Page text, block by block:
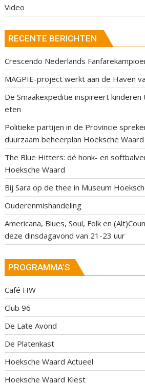
Video
RECENTE BERICHTEN
Crescendo Nederlands
MAGPIE-project werkt aan de Haven
De Smaakexpeditie inspireert
eten
Politieke partijen in de Provincie
duurzaam beheerplan Hoeksche Waard
The Blue Hitters: dé honk- en
Hoeksche Waard
Bij Sara op de thee in Museum
Ouderenmishandeling
Americana, Blues, Soul, Folk en
deze dinsdagavond van 21-23 uur
PROGRAMMA’S
Café HW
Club 96
De Late Avond
De Platenkast
Hoeksche Waard Actueel
Hoeksche Waard Kiest